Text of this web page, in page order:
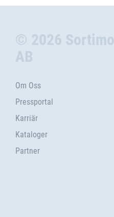
© 2026 Sortimo
AB
Om Oss
Pressportal
Karriär
Kataloger
Partner